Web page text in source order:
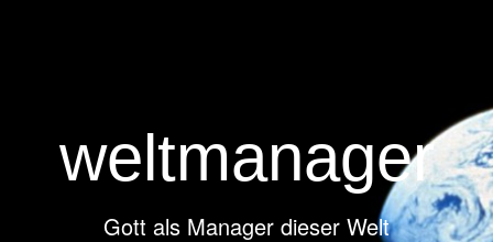
weltmanager
Gott als Manager dieser Welt